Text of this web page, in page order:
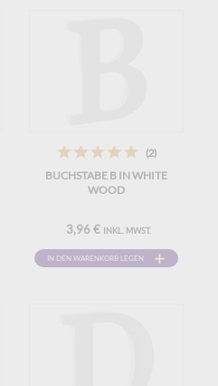
(2)
BUCHSTABE B IN WHITE
WOOD
3,96 € INKL. MWST.
IN DEN WARENKORB LEGEN